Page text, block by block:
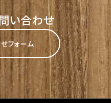
い合わせ
フォーム